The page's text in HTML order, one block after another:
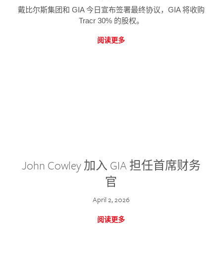
戴比尔斯集团和 GIA 今日宣布签署最终协议，GIA 将收购
Tracr 30% 的股权。
阅读更多
John Cowley 加入 GIA 担任首席财务
官
April 2, 2026
阅读更多